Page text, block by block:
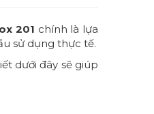
201 chính là lựa
sử dụng thực tế.
dưới đây sẽ giúp